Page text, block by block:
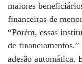
maiores
financeiras de
“Porém, essas
de
adesão automática.